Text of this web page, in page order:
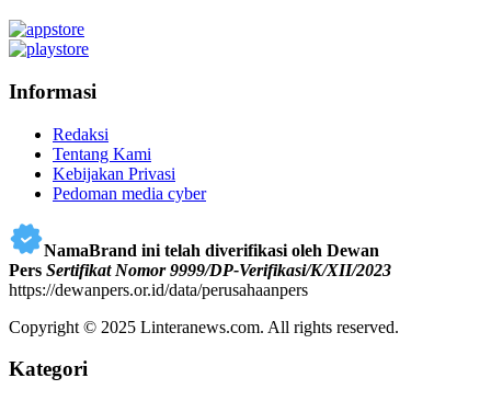
Informasi
Redaksi
Tentang Kami
Kebijakan Privasi
Pedoman media cyber
NamaBrand ini telah diverifikasi oleh Dewan
Pers Sertifikat Nomor 9999/DP-Verifikasi/K/XII/2023
https://dewanpers.or.id/data/perusahaanpers
Copyright © 2025 Linteranews.com. All rights reserved.
Kategori